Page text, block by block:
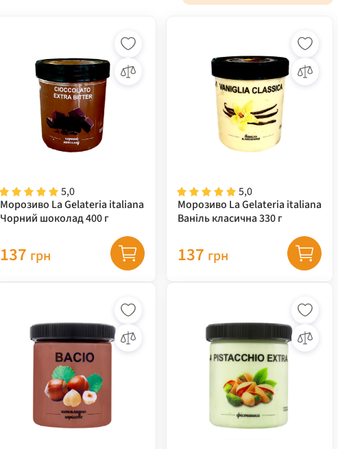
5,0
Морозиво La Gelateria italiana
Чорний шоколад 400 г
137 грн
5,0
Морозиво La Gelateria italiana
Ваніль класична 330 г
137 грн